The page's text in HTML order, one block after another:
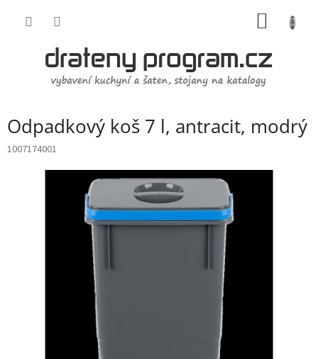
Odpadkový koš 7 l, antracit, modrý
1007174001